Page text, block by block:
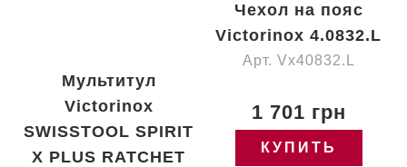
Мультитул
Victorinox
SWISSTOOL SPIRIT
X PLUS RATCHET
Чехол на пояс
Victorinox 4.0832.L
Арт. Vx40832.L
1 701 грн
КУПИТЬ